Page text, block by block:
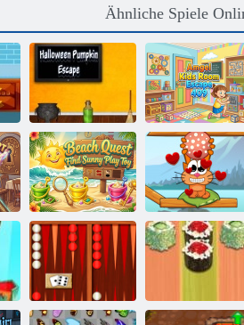
Ähnliche Spiele
Halloween
Kürbis Flucht
Amgel
Kinderzimmer
Escape 409
Beach Quest
Finde Sunny
Play Toy
Katze auf der
ganzen Welt -
Alpenseen